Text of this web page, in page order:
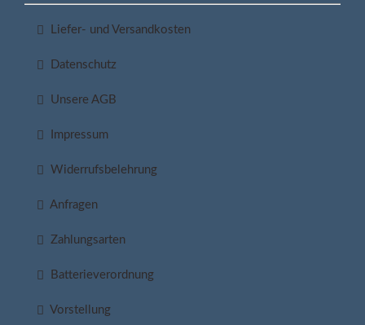
Liefer- und Versandkosten
Datenschutz
Unsere AGB
Impressum
Widerrufsbelehrung
Anfragen
Zahlungsarten
Batterieverordnung
Vorstellung